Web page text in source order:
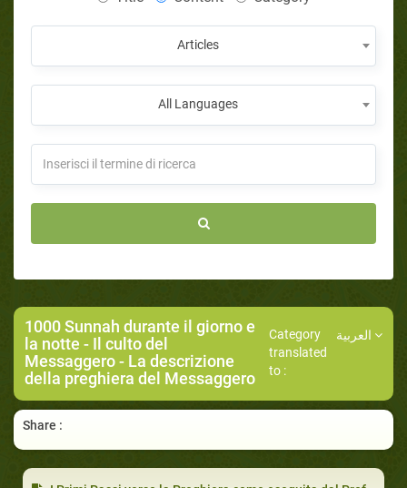
Articles
All Languages
1000 Sunnah durante il giorno e
la notte - Il culto del
Messaggero- La descrizione
della preghiera del Messaggero
Category
translated
to :
Share :